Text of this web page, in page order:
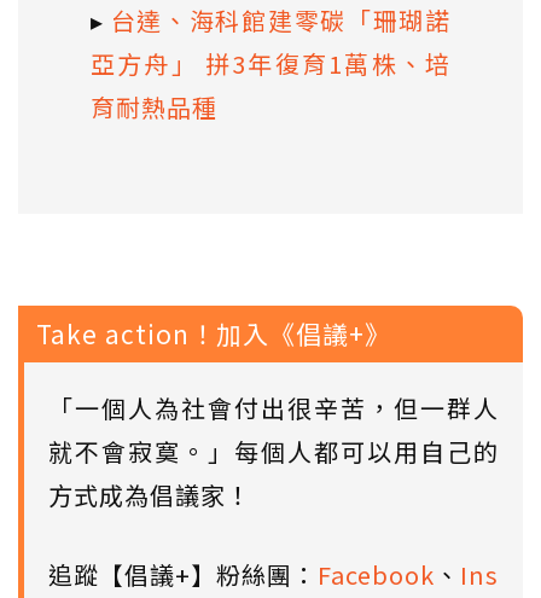
▸ 台達、海科館建零碳「珊瑚諾
亞方舟」 拼3年復育1萬株、培
育耐熱品種
Take action！加入《倡議+》
「一個人為社會付出很辛苦，但一群人
就不會寂寞。」每個人都可以用自己的
方式成為倡議家！
追蹤【倡議+】粉絲團： Facebook 、 Ins